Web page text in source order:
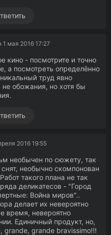
1 мая 2016 17:27
кино - посмотрите и точно
а посмотреть определённо
труд явно
не обожания, но хотя бы
2016 19:55
необычен по сюжету, так
необычно скомпонован
такого плана не так
деликатесов - "Город
Война миров"..
делает их невероятно
время, невероятно
Единичный продукт, но,
grande, grande bravissimo!!!